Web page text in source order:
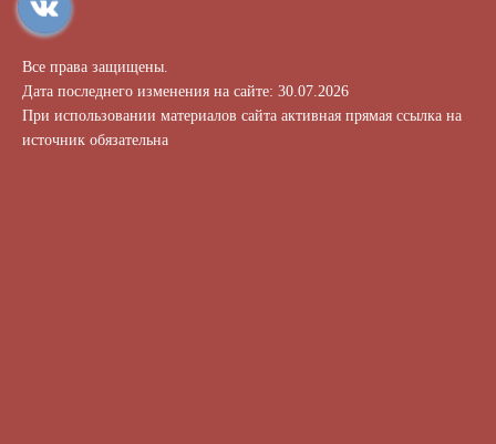
Все права защищены.
Дата последнего изменения на сайте: 30.07.2026
При использовании материалов сайта активная прямая ссылка на
источник обязательна